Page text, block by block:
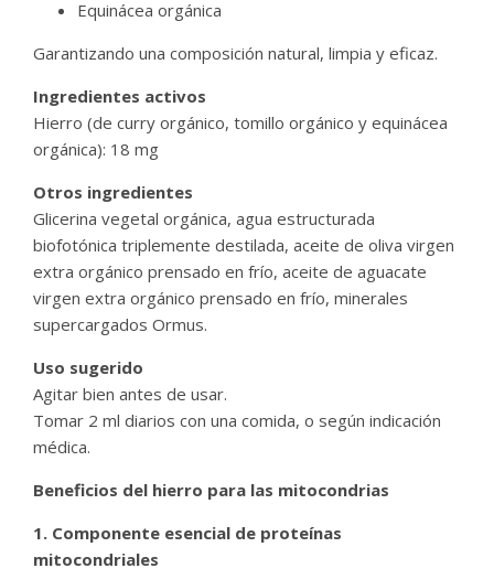
Equinácea orgánica
Garantizando una composición natural, limpia y eficaz.
Ingredientes activos
Hierro (de curry orgánico, tomillo orgánico y equinácea
orgánica): 18 mg
Otros ingredientes
Glicerina vegetal orgánica, agua estructurada
biofotónica triplemente destilada, aceite de oliva virgen
extra orgánico prensado en frío, aceite de aguacate
virgen extra orgánico prensado en frío, minerales
supercargados Ormus.
Uso sugerido
Agitar bien antes de usar.
Tomar 2 ml diarios con una comida, o según indicación
médica.
Beneficios del hierro para las mitocondrias
1. Componente esencial de proteínas
mitocondriales